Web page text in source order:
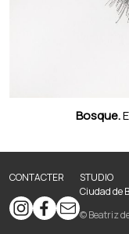
Bosque.
CONTACTER
STUDIO
Ciudad de
© Beatriz